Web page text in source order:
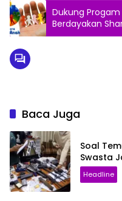
Dukung Progam
Berdayakan
Baca Juga
Soal
Swasta
Headline